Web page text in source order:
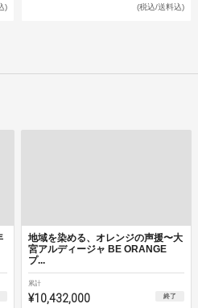
) (税込/送料込)
地域を染める、オレンジの声援〜大
宮アルディージャ BE ORANGE
プ...
累計
¥10,432,000 終了